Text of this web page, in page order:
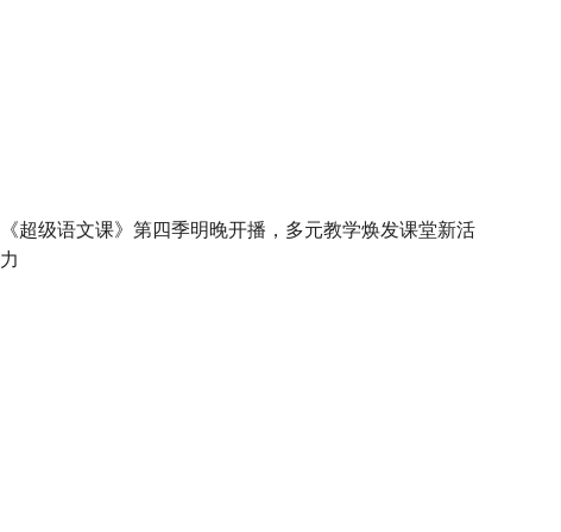
《超级语文课》第四季明晚开播，多元教学焕发课堂新活
力